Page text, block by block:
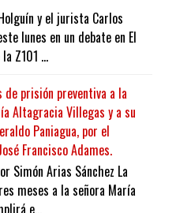
y el jurista Carlos
lunes en un debate en El
Z101 ...
de prisión preventiva a la
Altagracia Villegas y a su
Paniagua, por el
Francisco Adames.
Simón Arias Sánchez La
meses a la señora María